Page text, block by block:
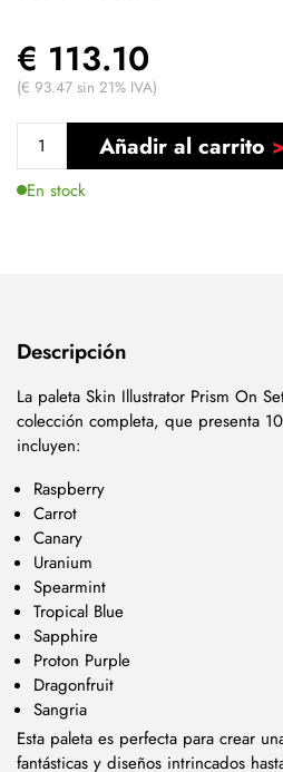
€ 113.10
(€ 93.47 sin 21% IVA)
Añadir al carrito
En stock
Descripción
La paleta Skin Illustrator Prism On
colección completa, que presenta
incluyen:
Raspberry
Carrot
Canary
Uranium
Spearmint
Tropical Blue
Sapphire
Proton Purple
Dragonfruit
Sangria
Esta paleta es perfecta para crear
fantásticas y diseños intrincados